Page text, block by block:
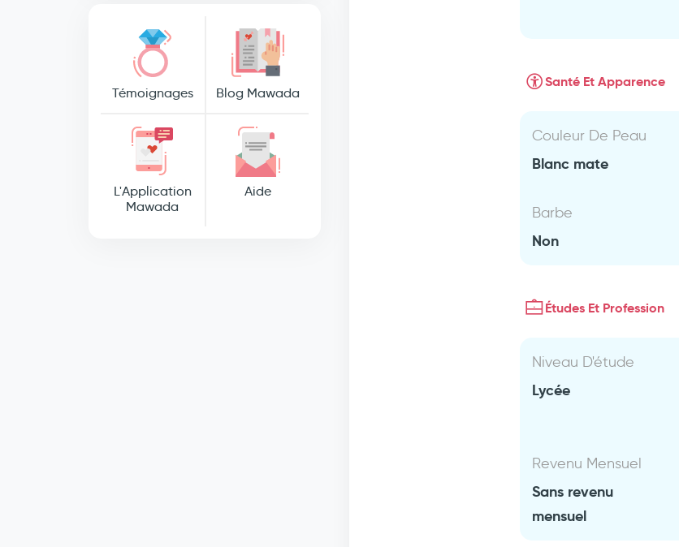
Témoignages Blog Mawada
L'Application
Mawada
Aide
Santé Et Apparence
Couleur De Peau
Blanc mate
Barbe
Non
Études Et Profession
Niveau D'étude
Lycée
Revenu Mensuel
Sans revenu
mensuel